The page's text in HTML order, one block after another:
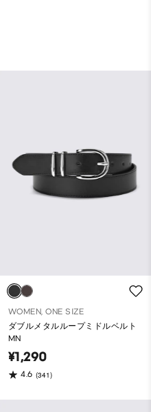
WOMEN, ONE SIZE
ダブルメタルループミドルベルト
MN
¥1,290
4.6 (341)